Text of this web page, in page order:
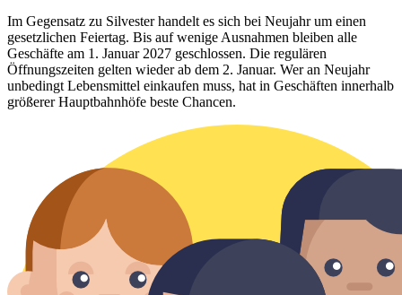
Im Gegensatz zu Silvester handelt es sich bei Neujahr um einen
gesetzlichen Feiertag. Bis auf wenige Ausnahmen bleiben alle
Geschäfte am 1. Januar 2027 geschlossen. Die regulären
Öffnungszeiten gelten wieder ab dem 2. Januar. Wer an Neujahr
unbedingt Lebensmittel einkaufen muss, hat in Geschäften innerhalb
größerer Hauptbahnhöfe beste Chancen.